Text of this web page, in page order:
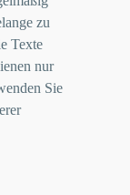
zu
Texte
nur
Sie